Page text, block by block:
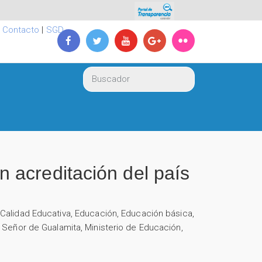
Contacto | SGD
acreditación del país
Calidad Educativa, Educación, Educación básica,
Señor de Gualamita, Ministerio de Educación,